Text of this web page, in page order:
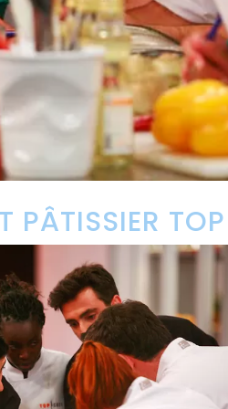
PÂTISSIER